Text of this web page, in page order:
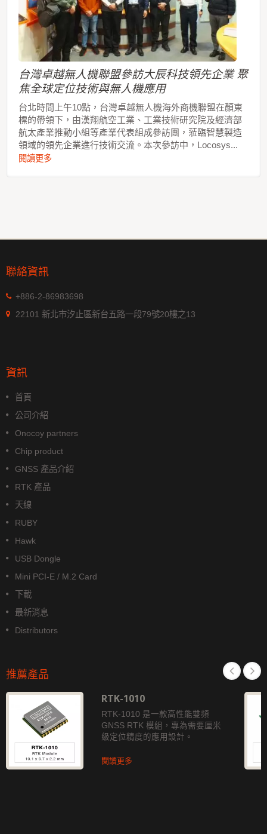
台灣卓越無人機聯盟參訪大辰科技領先企業 聚
焦全球定位技術與無人機應用
台北時間上午10點，台灣卓越無人機海外商機聯盟在顏東
標的帶領下，由漢翔航空工業、工業技術研究院及經濟部
航太產業推動小組等產業代表組成參訪團，蒞臨智慧製造
領域的領先企業進行技術交流。本次參訪中，Locosys...
閱讀更多
聯絡資訊
+886-2-86983698
22101 新北市汐止區新台五路一段79號20樓之13
資訊
首頁
公司介紹
Onocoy partners
Chip product
GNSS 產品介紹
RTK 產品
天線
RUBY
Hawk
USB Dongle
Mini PCI-E / M.2 Card
下載
最新消息
Distributors
推薦產品
RTK-1010
RTK-1010 是一款高性能雙頻
GNSS RTK 模組，專為需要厘米
級定位精度的應用設計。
閱讀更多